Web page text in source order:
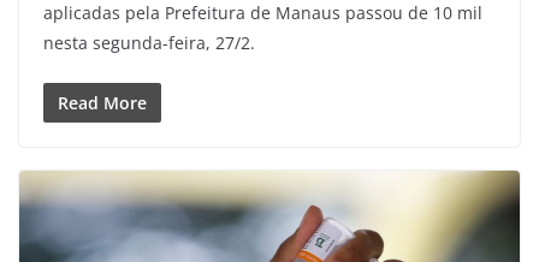
aplicadas pela Prefeitura de Manaus passou de 10 mil
nesta segunda-feira, 27/2.
Read More